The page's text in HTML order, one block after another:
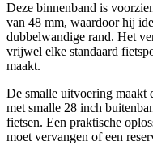
Deze binnenband is
van 48 mm, waardoor hij
dubbelwandige rand. Het
vrijwel elke standaard
maakt.
De smalle uitvoering maakt
met smalle 28 inch
fietsen. Een praktische
moet vervangen of een